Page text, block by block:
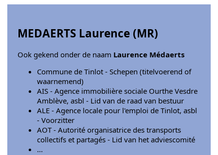
MEDAERTS Laurence (MR)
Ook gekend onder de naam Laurence Médaerts
Commune de Tinlot - Schepen (titelvoerend of
waarnemend)
AIS - Agence immobilière sociale Ourthe Vesdre
Amblève, asbl - Lid van de raad van bestuur
ALE - Agence locale pour l'emploi de Tinlot, asbl
- Voorzitter
AOT - Autorité organisatrice des transports
collectifs et partagés - Lid van het adviescomité
...